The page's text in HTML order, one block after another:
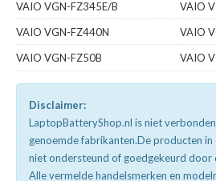
VAIO VGN-FZ345E/B
VAIO
VAIO VGN-FZ440N
VAIO
VAIO VGN-FZ50B
VAIO
Disclaimer:
LaptopBatteryShop.nl is niet
genoemde fabrikanten.De producten
niet ondersteund of goedgekeurd door
Alle vermelde handelsmerken en